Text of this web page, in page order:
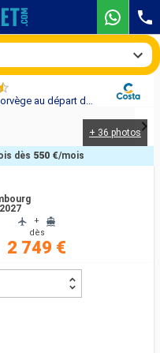
Croisière Costa Favolosa : Allemagne, Norvège au départ de Hambourg
+ 36 photos
+
dès
2 749 €
dès 550 €/mois
Compagnies